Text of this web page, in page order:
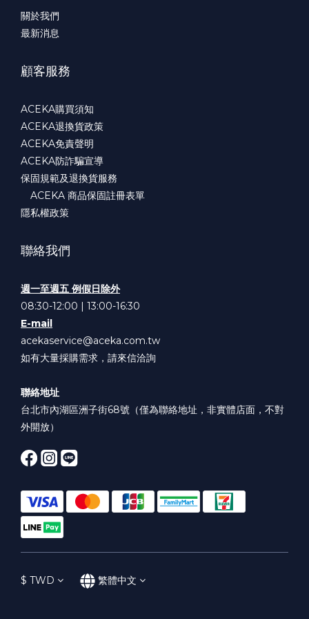
關於我們
最新消息
顧客服務
ACEKA購買須知
ACEKA退換貨政策
ACEKA免責聲明
ACEKA防詐騙宣導
保固規範及退換貨服務
ACEKA 商品保固註冊表單
隱私權政策
聯絡我們
週一至週五 例假日除外
08:30-12:00 | 13:00-16:30
E-mail
acekaservice@aceka.com.tw
如有大量採購需求，請來信洽詢
聯絡地址
台北市內湖區洲子街68號（僅為聯絡地址，非實體店面，不對
外開放）
$ TWD 繁體中文